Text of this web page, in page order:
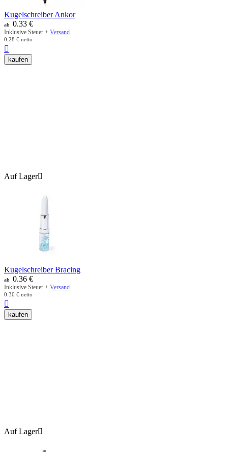
Kugelschreiber Ankor
ab 0.33 €
Inklusive Steuer + Versand
0.28 € netto

kaufen
Auf Lager
Kugelschreiber Bracing
ab 0.36 €
Inklusive Steuer + Versand
0.30 € netto

kaufen
Auf Lager